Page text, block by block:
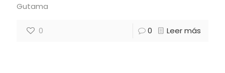
Gutama
0 0 Leer más